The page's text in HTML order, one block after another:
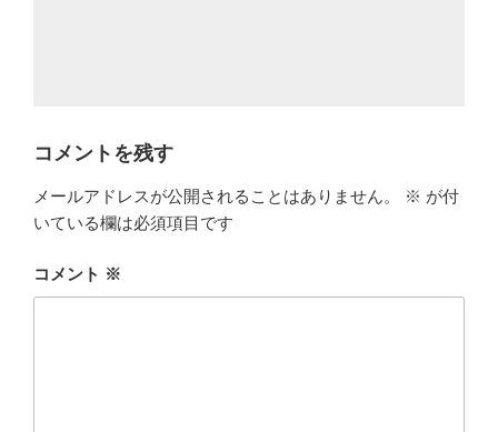
コメントを残す
メールアドレスが公開されることはありません。 ※ が付
いている欄は必須項目です
コメント ※